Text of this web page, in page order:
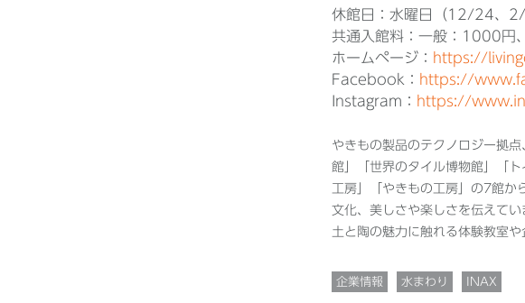
休館日：水曜日（12/24、
共通入館料：一般：1000円
ホームページ： https://
Facebook： https://
Instagram： https://
やきもの製品のテクノロジー拠
館」「世界のタイル博物館」「
工房」「やきもの工房」の7館か
文化、美しさや楽しさを伝えてい
土と陶の魅力に触れる体験教室や
企業情報 水まわり INAX